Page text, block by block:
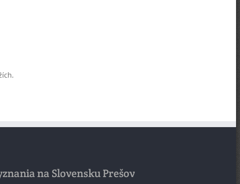
na Slovensku Prešov